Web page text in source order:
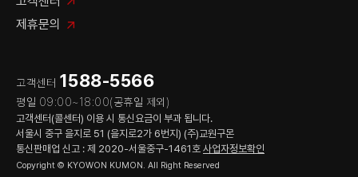
고객센터 1588-5566
평일 09:00~18:00(공휴일 제외)
고객센터(콜센터) 이용 시 통신요금이 부과 됩니다.
제휴문의
서울시 중구 을지로 51 (을지로2가 6번지) (주)교원구몬
통신판매업 신고 : 제 2020-서울중구-1461호 사업자정보확인
Copyright © KYOWON KUMON. All Right Reserved